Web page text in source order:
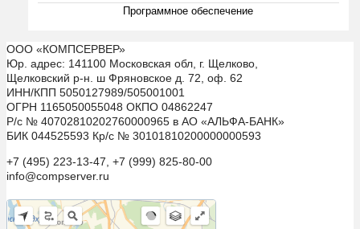
Программное обеспечение
ООО «КОМПСЕРВЕР»
Юр. адрес: 141100 Московская обл, г. Щелково,
Щелковский р-н. ш Фряновское д. 72, оф. 62
ИНН/КПП 5050127989/505001001
ОГРН 1165050055048 ОКПО 04862247
Р/с № 40702810202760000965 в АО «АЛЬФА-БАНК»
БИК 044525593 Кр/с № 30101810200000000593
+7 (495) 223-13-47, +7 (999) 825-80-00
info@compserver.ru